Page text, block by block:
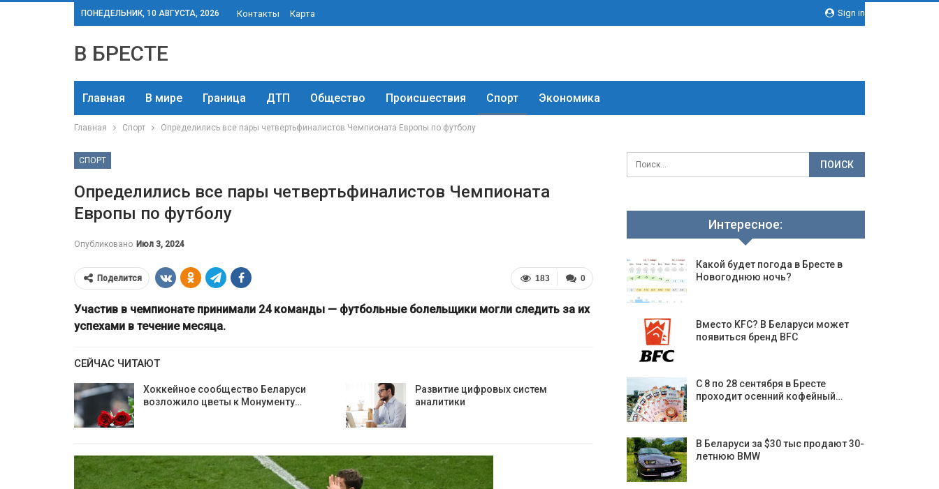
Sign in
ПОНЕДЕЛЬНИК, 10 АВГУСТА, 2026 Контакты Карта
В БРЕСТЕ
Главная В мире Граница ДТП Общество Происшествия Спорт Экономика
Главная Спорт Определились все пары четвертьфиналистов Чемпионата Европы по футболу
СПОРТ
Определились все пары четвертьфиналистов Чемпионата
Европы по футболу
Опубликовано Июл 3, 2024
0
183
Поделится
Участив в чемпионате принимали 24 команды — футбольные болельщики могли следить за их
успехами в течение месяца.
СЕЙЧАС ЧИТАЮТ
Хоккейное сообщество Беларуси
возложило цветы к Монументу…
Развитие цифровых систем
аналитики
Интересное:
Какой будет погода в Бресте в
Новогоднюю ночь?
Вместо KFС? В Беларуси может
появиться бренд BFC
С 8 по 28 сентября в Бресте
проходит осенний кофейный…
В Беларуси за $30 тыс продают 30-
летнюю BMW